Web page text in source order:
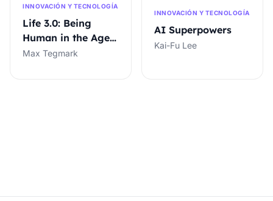
INNOVACIÓN Y TECNOLOGÍA
Life 3.0: Being
Human in the Age
of Artificial
Max Tegmark
INNOVACIÓN Y TECNOLOGÍA
AI Superpowers
Kai-Fu Lee